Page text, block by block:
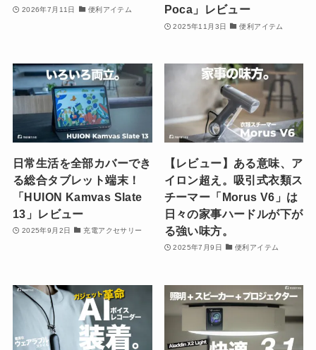
2026年7月11日 便利アイテム
Poca」レビュー
2025年11月3日 便利アイテム
日常生活を全部カバーでき
る総合タブレット端末！
「HUION Kamvas Slate
13」レビュー
2025年9月2日 充電アクセサリー
【レビュー】ある意味、ア
イロン超え。吸引式衣類ス
チーマー「Morus V6」は
日々の家事ハードルが下が
る強い味方。
2025年7月9日 便利アイテム